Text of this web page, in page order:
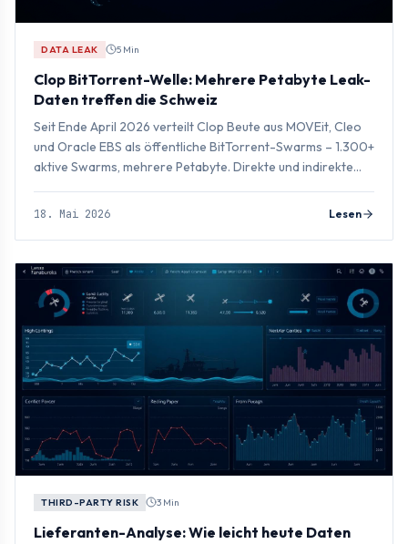
DATA LEAK 5 Min
Clop BitTorrent-Welle: Mehrere Petabyte Leak-
Daten treffen die Schweiz
Seit Ende April 2026 verteilt Clop Beute aus MOVEit, Cleo
und Oracle EBS als öffentliche BitTorrent-Swarms – 1.300+
aktive Swarms, mehrere Petabyte. Direkte und indirekte
18. Mai 2026 Lesen
THIRD-PARTY RISK 3 Min
Lieferanten-Analyse: Wie leicht heute Daten